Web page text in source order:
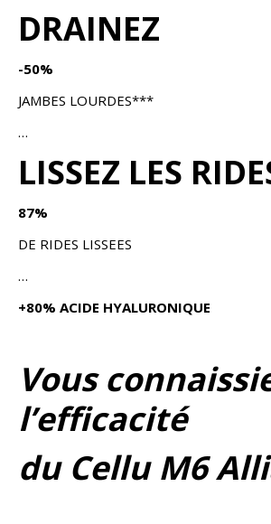
DRAINEZ
-50%
JAMBES LOURDES***
…
LISSEZ LES
87%
DE RIDES LISSEES
…
+80% ACIDE HYALURONIQUE
Vous
l’efficacité
du Cellu M6